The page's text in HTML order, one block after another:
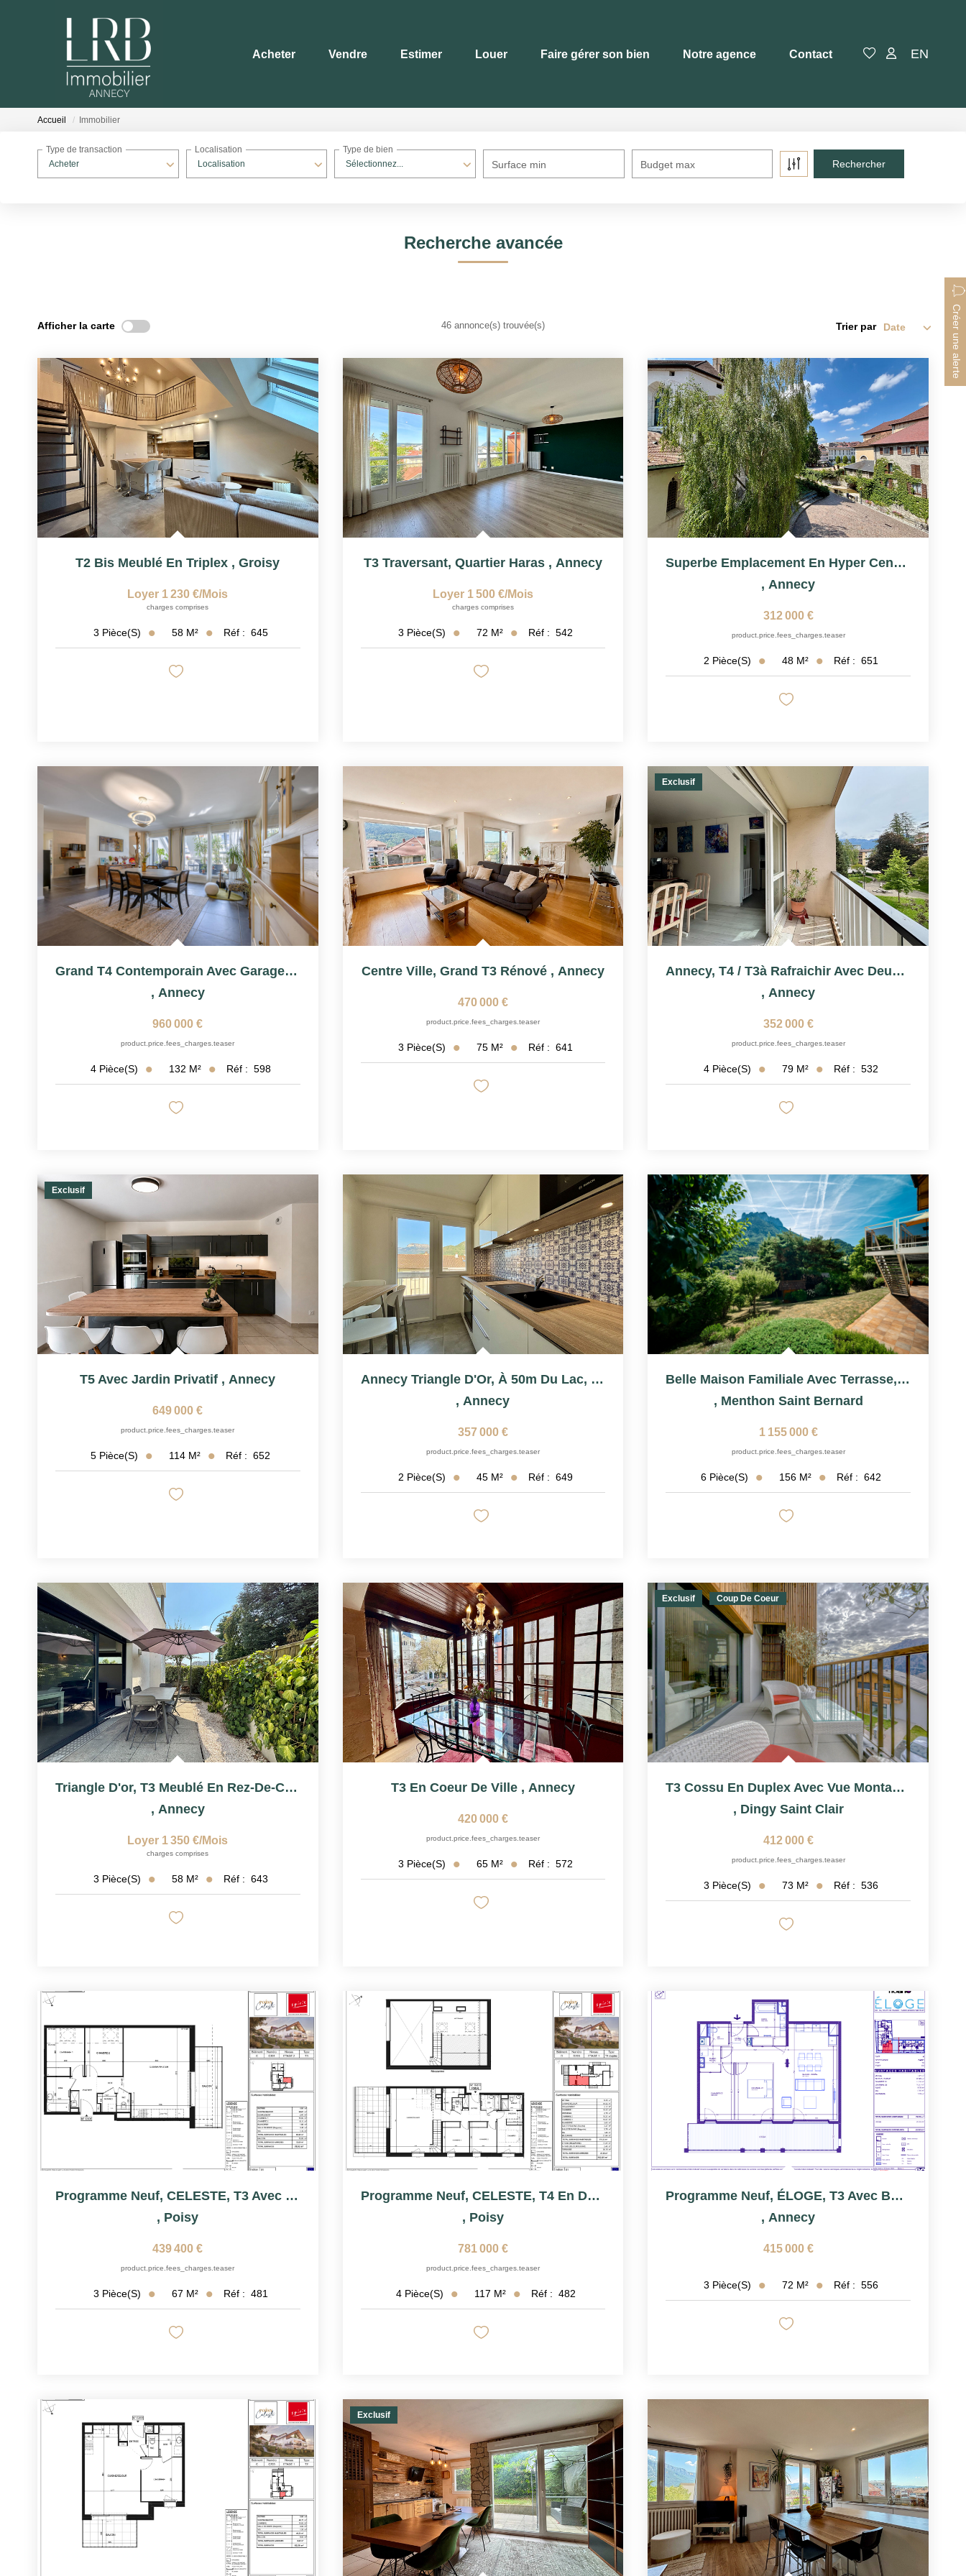
Acheter Vendre Estimer Louer Faire gérer son bien Notre agence Contact EN
Accueil Immobilier
Acheter
Type de transaction
Localisation
Localisation
Sélectionnez...
Type de bien
Surface min Budget max
Recherche avancée
Créer une alerte
Afficher la carte 46 annonce(s) trouvée(s) Trier par
T2 Bis Meublé En Triplex ,Groisy
Loyer 1 230 €/mois
charges comprises
3 Pièce(s) 58 M² Réf : 645
T3 Traversant, Quartier Haras , Annecy
Loyer 1 500 €/mois
charges comprises
3 Pièce(s) 72 M² Réf : 542
Superbe Emplacement En Hyper Centre, T2 Rénové De 48,25m²
, Annecy
312 000 €
product.price.fees_charges.teaser
2 Pièce(s) 48 M² Réf : 651
Grand T4 Contemporain Avec Garage Double
, Annecy
960 000 €
product.price.fees_charges.teaser
4 Pièce(s) 132 M² Réf : 598
Centre Ville, Grand T3 Rénové , Annecy
470 000 €
product.price.fees_charges.teaser
3 Pièce(s) 75 M² Réf : 641
Exclusif
Annecy, T4 / T3à Rafraichir Avec Deux Balcons
, Annecy
352 000 €
product.price.fees_charges.teaser
4 Pièce(s) 79 M² Réf : 532
Exclusif
T5 Avec Jardin Privatif , Annecy
649 000 €
product.price.fees_charges.teaser
5 Pièce(s) 114 M² Réf : 652
Annecy Triangle D'Or, À 50m Du Lac, T2 De 44,88m²
, Annecy
357 000 €
product.price.fees_charges.teaser
2 Pièce(s) 45 M² Réf : 649
Belle Maison Familiale Avec Terrasse, Jardin Et Vue Dégagée
, Menthon Saint Bernard
1 155 000 €
product.price.fees_charges.teaser
6 Pièce(s) 156 M² Réf : 642
Triangle D'or, T3 Meublé En Rez-De-Chaussée Avec Terrasse
, Annecy
Loyer 1 350 €/mois
charges comprises
3 Pièce(s) 58 M² Réf : 643
T3 En Coeur De Ville , Annecy
420 000 €
product.price.fees_charges.teaser
3 Pièce(s) 65 M² Réf : 572
Exclusif Coup De Coeur
T3 Cossu En Duplex Avec Vue Montagnes
, Dingy Saint Clair
412 000 €
product.price.fees_charges.teaser
3 Pièce(s) 73 M² Réf : 536
Programme Neuf, CELESTE, T3 Avec Terrasse
, Poisy
439 400 €
product.price.fees_charges.teaser
3 Pièce(s) 67 M² Réf : 481
Programme Neuf, CELESTE, T4 En Duplex Avec Terrasse
, Poisy
781 000 €
product.price.fees_charges.teaser
4 Pièce(s) 117 M² Réf : 482
Programme Neuf, ÉLOGE, T3 Avec Balcon
, Annecy
415 000 €
3 Pièce(s) 72 M² Réf : 556
Exclusif